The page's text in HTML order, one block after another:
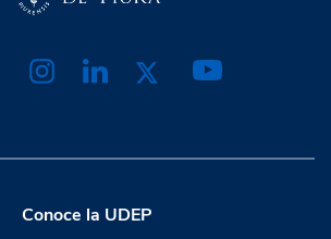
Conoce la UDEP